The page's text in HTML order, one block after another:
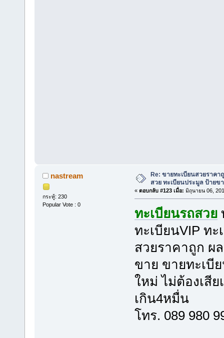
nastream
กระทู้: 230
Popular Vote : 0
Re: ขายทะเบียนสวยราคา
สวย ทะเบียนประมูล ป้ายข
« ตอบกลับ #123 เมื่อ: มิถุนายน 06,
ทะเบียนรถสวย
ทะเบียนVIP ท
สวยราคาถูก ผ
ขาย ขายทะเบี
ใหม่ ไม่ต้องเสีย
เกิน4หมื่น
โทร. 089 980